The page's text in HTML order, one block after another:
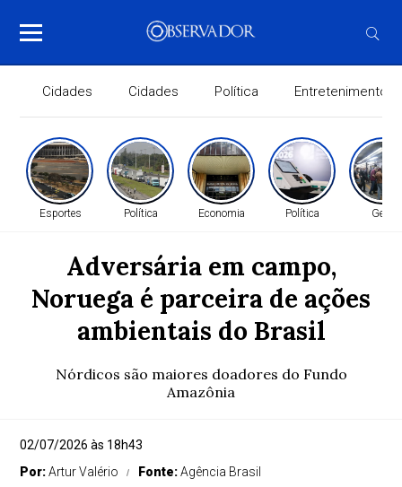
Cidades Cidades Política Entretenimento
Esportes Política Economia Política Geral
Adversária em campo,
Noruega é parceira de ações
ambientais do Brasil
Nórdicos são maiores doadores do Fundo
Amazônia
02/07/2026 às 18h43
Por:Artur Valério Fonte:Agência Brasil